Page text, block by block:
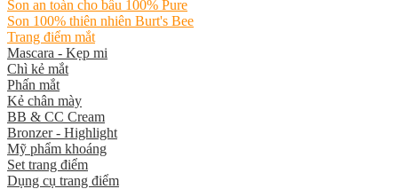
Son an toàn cho bầu 100% Pure
Son 100% thiên nhiên Burt's Bee
Trang điểm mắt
Mascara - Kẹp mi
Chì kẻ mắt
Phấn mắt
Kẻ chân mày
BB & CC Cream
Bronzer - Highlight
Mỹ phẩm khoáng
Set trang điểm
Dụng cụ trang điểm